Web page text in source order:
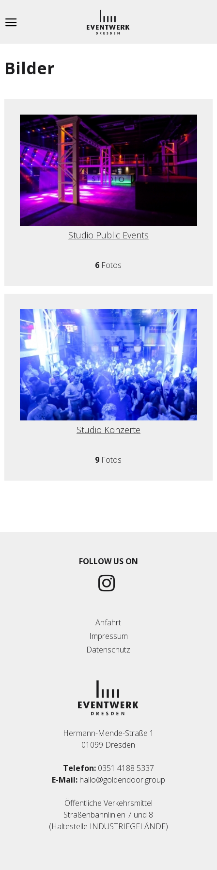
Bilder
Studio Public Events
6 Fotos
Studio Konzerte
9 Fotos
FOLLOW US ON
Anfahrt
Impressum
Datenschutz
Hermann-Mende-Straße 1
01099 Dresden
Telefon:0351 4188 5337
E-Mail:hallo@goldendoor.group
Öffentliche Verkehrsmittel
Straßenbahnlinien 7 und 8
(Haltestelle INDUSTRIEGELÄNDE)